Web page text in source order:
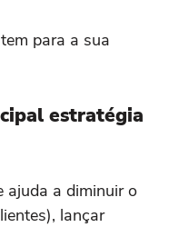
para a sua
estratégia
ajuda a diminuir o
lançar